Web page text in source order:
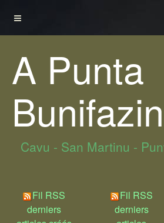
A Punta
Cavu - San Martinu -
Fil RSS
derniers
Fil RSS
derniers